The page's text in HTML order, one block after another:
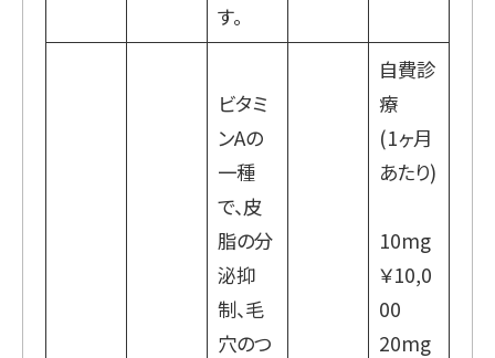
す。
ビタミ
ンAの
一種
で、皮
脂の分
泌抑
制、毛
穴のつ
自費診
療
(1ヶ月
あたり)
10mg
￥10,0
00
20mg